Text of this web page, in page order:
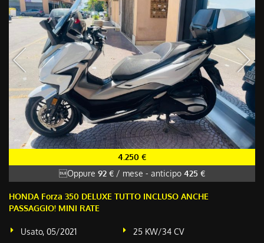
4.250 €
Oppure 92 € / mese - anticipo 425 €
HONDA Forza 350 DELUXE TUTTO INCLUSO ANCHE
PASSAGGIO! MINI RATE
Usato, 05/2021
25 KW/34 CV